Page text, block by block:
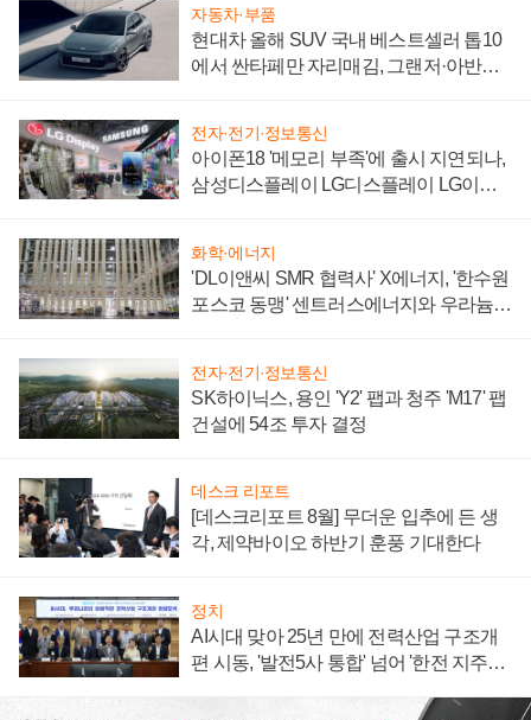
자동차·부품
현대차 올해 SUV 국내 베스트셀러 톱10
에서 싼타페만 자리매김, 그랜저·아반떼
전자·전기·정보통신
아이폰18 '메모리 부족'에 출시 지연되나,
삼성디스플레이 LG디스플레이 LG이노
화학·에너지
'DL이앤씨 SMR 협력사' X에너지, '한수원
포스코 동맹' 센트러스에너지와 우라늄
전자·전기·정보통신
SK하이닉스, 용인 'Y2' 팹과 청주 'M17' 팹
건설에 54조 투자 결정
데스크 리포트
[데스크리포트 8월] 무더운 입추에 든 생
각, 제약바이오 하반기 훈풍 기대한다
정치
AI시대 맞아 25년 만에 전력산업 구조개
편 시동, '발전5사 통합' 넘어 '한전 지주사'